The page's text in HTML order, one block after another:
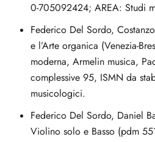
0-705092424; AREA: Studi
Federico Del Sordo,
e l’Arte organica (Venezia-
moderna, Armelin musica,
complessive 95, ISMN da
musicologici.
Federico Del Sordo, Daniel
Violino solo e Basso (pdm